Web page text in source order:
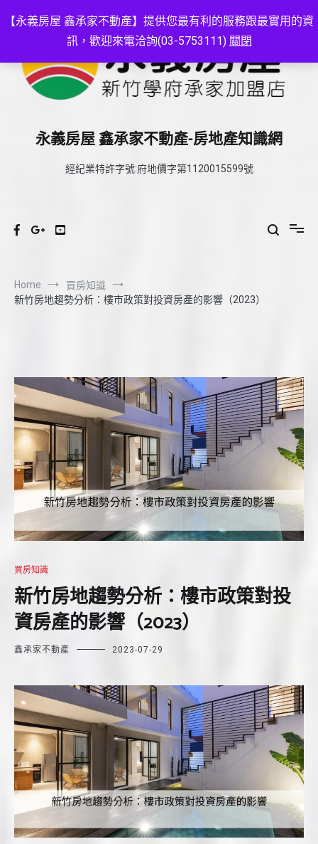
【永義房屋 鑫承家不動產】提供您最有利的服務跟最實用的資
訊，歡迎來電洽詢(03-5753111) 關閉
永義房屋 鑫承家不動產-房地產知識網
經紀業特許字號:府地價字第1120015599號
Home
買房知識
新竹房地趨勢分析：樓市政策對投資房產的影響（2023）
買房知識
新竹房地趨勢分析：樓市政策對投
資房產的影響（2023）
鑫承家不動產 2023-07-29